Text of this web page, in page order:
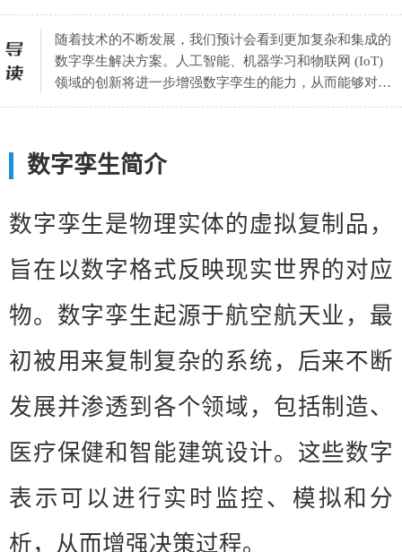
随着技术的不断发展，我们预计会看到更加复杂和集成的
数字孪生解决方案。人工智能、机器学习和物联网 (IoT)
领域的创新将进一步增强数字孪生的能力，从而能够对建
筑状况进行更精确的预测和自动响应。
数字孪生简介
数字孪生是物理实体的虚拟复制品，
旨在以数字格式反映现实世界的对应
物。数字孪生起源于航空航天业，最
初被用来复制复杂的系统，后来不断
发展并渗透到各个领域，包括制造、
医疗保健和智能建筑设计。这些数字
表示可以进行实时监控、模拟和分
析，从而增强决策过程。